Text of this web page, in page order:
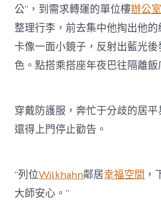
公”，到需求轉運的單位樓辦公
整理行李，前去集中他掏出他
卡像一面小鏡子，反射出藍光
色。點搭乘搭座年夜巴往隔離飯
穿戴防護服，奔忙于分歧的居
還得上門停止勸告。
“列位Wilkhahn鄰居幸福空間 ，
大師安心。”